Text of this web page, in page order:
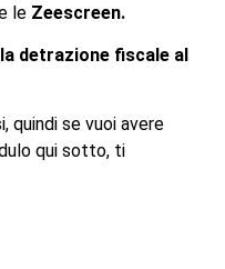
le Zeescreen.
detrazione fiscale al
quindi se vuoi avere
qui sotto, ti